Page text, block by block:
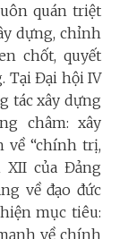
quán triệt
dựng, chỉnh
chốt, quyết
Tại Đại hội IV
tác xây dựng
châm: xây
về “chính trị,
của Đảng
về đạo đức
mục tiêu:
về chính